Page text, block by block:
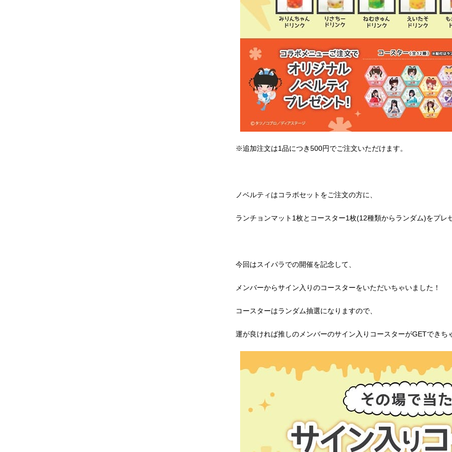
※追加注文は1品につき500円でご注文いただけます。
ノベルティはコラボセットをご注文の方に、
ランチョンマット1枚とコースター1枚(12種類からランダム)をプレ
今回はスイパラでの開催を記念して、
メンバーからサイン入りのコースターをいただいちゃいました！
コースターはランダム抽選になりますので、
運が良ければ推しのメンバーのサイン入りコースターがGETできち